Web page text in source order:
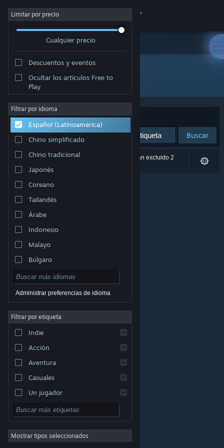
Iniciar sesión
Acerca de
Soporte
Cambiar idioma
Obtener la aplicación de Steam Mobile
Ver versión clásica
© Valve Corporation. Todos los derechos reservados.
Todas las marcas registradas pertenecen a sus
respectivos dueños en EE. UU. y otros países.Política
de Privacidad|Información legal|Accesibilidad|
Cookies
Limitar por precio
Cualquier precio
Descuentos y eventos
Ocultar los artículos Free to
Play
Filtrar por idioma
Español (Latinoamérica)
Chino simplificado
Chino tradicional
Japonés
Coreano
Tailandés
Árabe
Indonesio
Malayo
Búlgaro
Checo
Danés
Alemán
Inglés
Español (España)
Griego
Administrar preferencias de idioma
Filtrar por etiqueta
Indie
Acción
Aventura
Casuales
Un jugador
Simuladores
Rol
Estrategia
Mostrar tipos seleccionados
Desarrollador: Horrendous Games
Ordenar por Relevancia
Buscar
0 resultado(s) coinciden con la búsqueda. Se han excluido 2
títulos según tus preferencias.